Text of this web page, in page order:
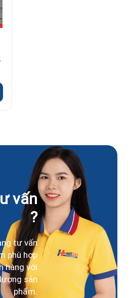
vấn
?
tư vấn
phù hợp
hàng với
sản
phẩm.